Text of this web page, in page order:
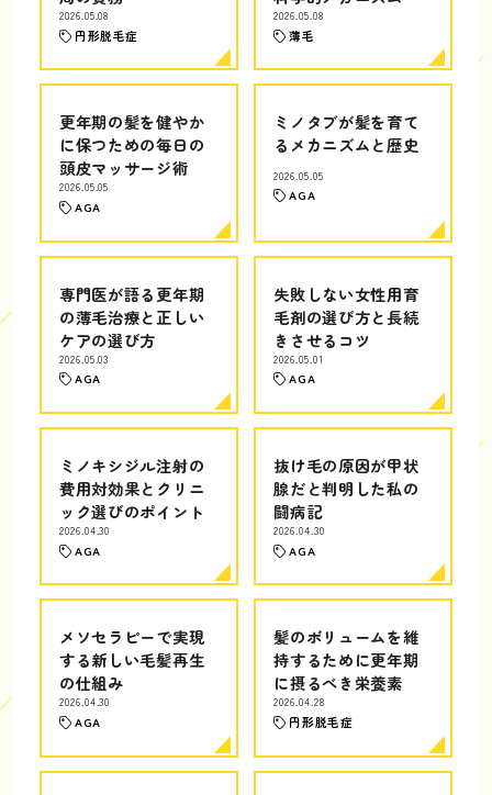
2026.05.08
円形脱毛症
2026.05.08
薄毛
更年期の髪を健やか
に保つための毎日の
頭皮マッサージ術
2026.05.05
AGA
ミノタブが髪を育て
るメカニズムと歴史
2026.05.05
AGA
専門医が語る更年期
の薄毛治療と正しい
ケアの選び方
2026.05.03
AGA
失敗しない女性用育
毛剤の選び方と長続
きさせるコツ
2026.05.01
AGA
ミノキシジル注射の
費用対効果とクリニ
ック選びのポイント
2026.04.30
AGA
抜け毛の原因が甲状
腺だと判明した私の
闘病記
2026.04.30
AGA
メソセラピーで実現
する新しい毛髪再生
の仕組み
2026.04.30
AGA
髪のボリュームを維
持するために更年期
に摂るべき栄養素
2026.04.28
円形脱毛症